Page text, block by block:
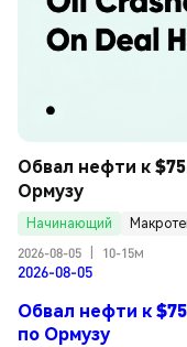
Обвал нефти к
Ормузу
Начинающий
2026-08-05
10-15м
2026-08-05
Обвал нефти к
по Ормузу